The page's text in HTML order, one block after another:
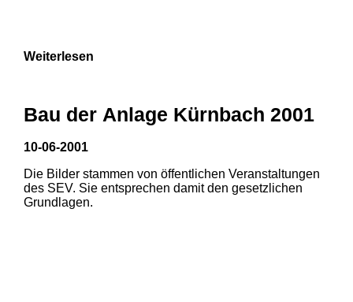
Weiterlesen
Bau der Anlage Kürnbach 2001
10-06-2001
Die Bilder stammen von öffentlichen Veranstaltungen
des SEV. Sie entsprechen damit den gesetzlichen
Grundlagen.